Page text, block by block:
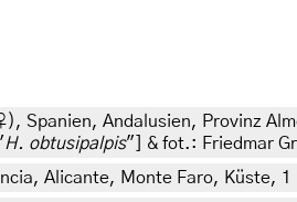
), Spanien, Andalusien, Provinz
H. obtusipalpis"] & fot.: Friedmar
Alicante, Monte Faro, Küste,